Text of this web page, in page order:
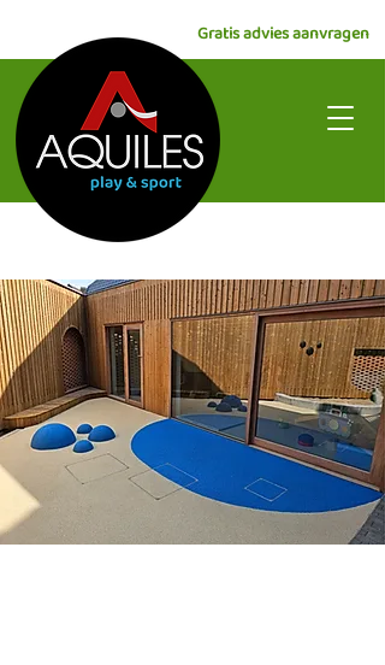
Gratis advies aanvragen